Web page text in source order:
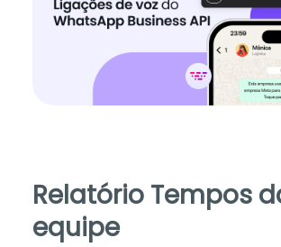
Relatório Tempos
equipe